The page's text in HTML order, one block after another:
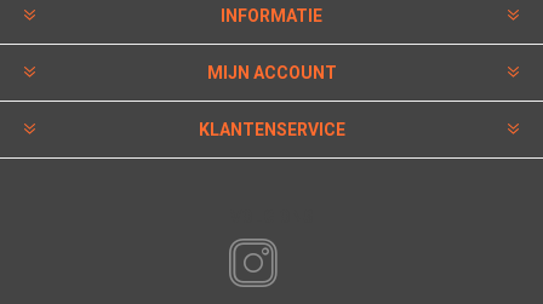
INFORMATIE
MIJN ACCOUNT
KLANTENSERVICE